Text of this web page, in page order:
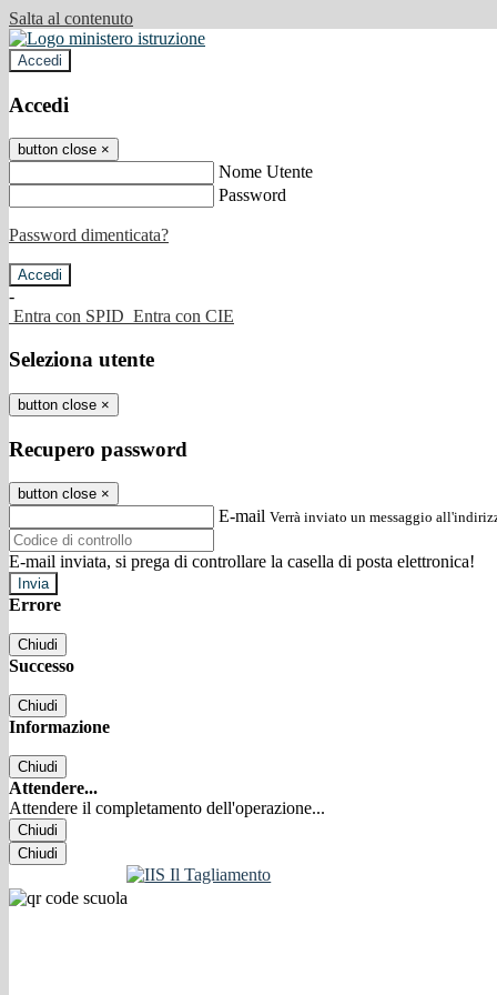
Salta al contenuto
Accedi
Accedi
button close ×
Nome Utente
Password
Password dimenticata?
-
Entra con SPID Entra con CIE
Seleziona utente
button close ×
Recupero password
button close ×
E-mail Verrà inviato un messaggio
E-mail inviata, si prega di controllare la casella di posta elettronica!
Errore
Chiudi
Successo
Chiudi
Informazione
Chiudi
Attendere...
Attendere il completamento dell'operazione...
Chiudi
Chiudi